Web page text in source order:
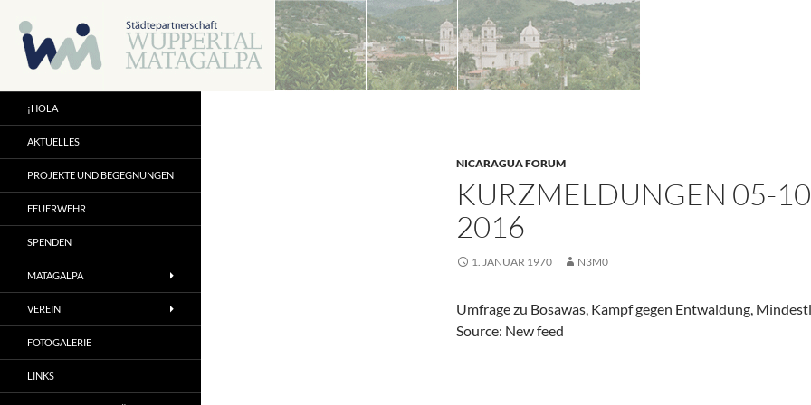
Inhalt
springen
NICARAGUA FORUM
KURZMELDUNGEN 05-
2016
1. JANUAR 1970 N3M0
Umfrage zu Bosawas, Kampf gegen Entwaldung,
Source: New feed
¡HOLA
AKTUELLES
PROJEKTE UND BEGEGNUNGEN
FEUERWEHR
SPENDEN
MATAGALPA
VEREIN
FOTOGALERIE
LINKS